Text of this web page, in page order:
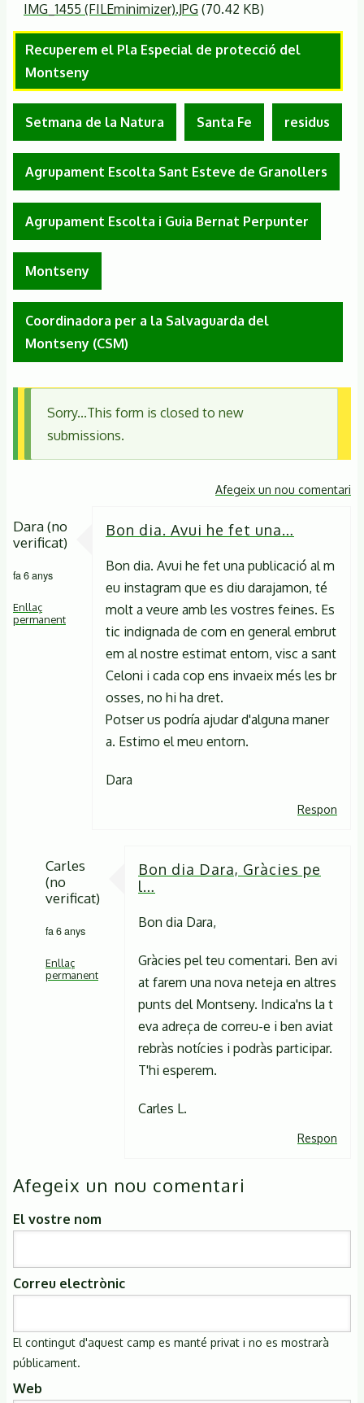
IMG_1455 (FILEminimizer).JPG (70.42 KB)
Recuperem el Pla Especial de protecció del
Montseny
Setmana de la Natura Santa Fe residus
Agrupament Escolta Sant Esteve de Granollers
Agrupament Escolta i Guia Bernat Perpunter
Montseny
Coordinadora per a la Salvaguarda del
Montseny (CSM)
Missatge
d'estat
Sorry...This form is closed to new
submissions.
Afegeix un nou comentari
Dara (no
verificat)
fa 6 anys
Enllaç
permanent
Bon dia. Avui he fet una…
Bon dia. Avui he fet una publicació al m
eu instagram que es diu darajamon, té
molt a veure amb les vostres feines. Es
tic indignada de com en general embrut
em al nostre estimat entorn, visc a sant
Celoni i cada cop ens invaeix més les br
osses, no hi ha dret.
Potser us podría ajudar d'alguna maner
a. Estimo el meu entorn.
Dara
Respon
Carles
(no
verificat)
fa 6 anys
Enllaç
permanent
fet
de
(no
Bon dia Dara, Gràcies pe
l…
Bon dia Dara,
Gràcies pel teu comentari. Ben avi
at farem una nova neteja en altres
punts del Montseny. Indica'ns la t
eva adreça de correu-e i ben aviat
rebràs notícies i podràs participar.
T'hi esperem.
Carles L.
Respon
Afegeix un nou comentari
El vostre nom
Correu electrònic
El contingut d'aquest camp es manté privat i no es mostrarà
públicament.
Web